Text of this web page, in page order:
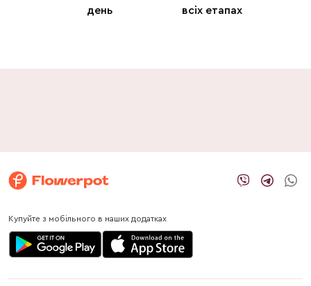
день
всіх етапах
Купуйте з мобільного в наших додатках